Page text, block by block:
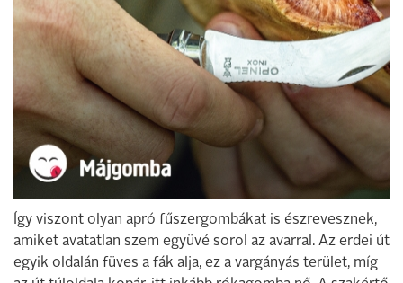
Így viszont olyan apró fűszergombákat is észrevesznek,
amiket avatatlan szem együvé sorol az avarral. Az erdei út
egyik oldalán füves a fák alja, ez a vargányás terület, míg